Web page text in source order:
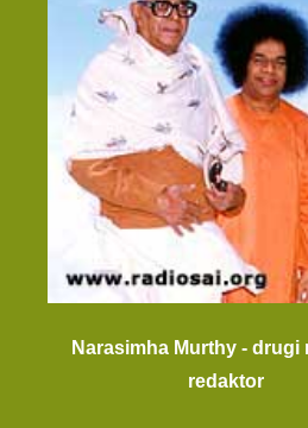
Narasimha Murthy - drugi
redaktor